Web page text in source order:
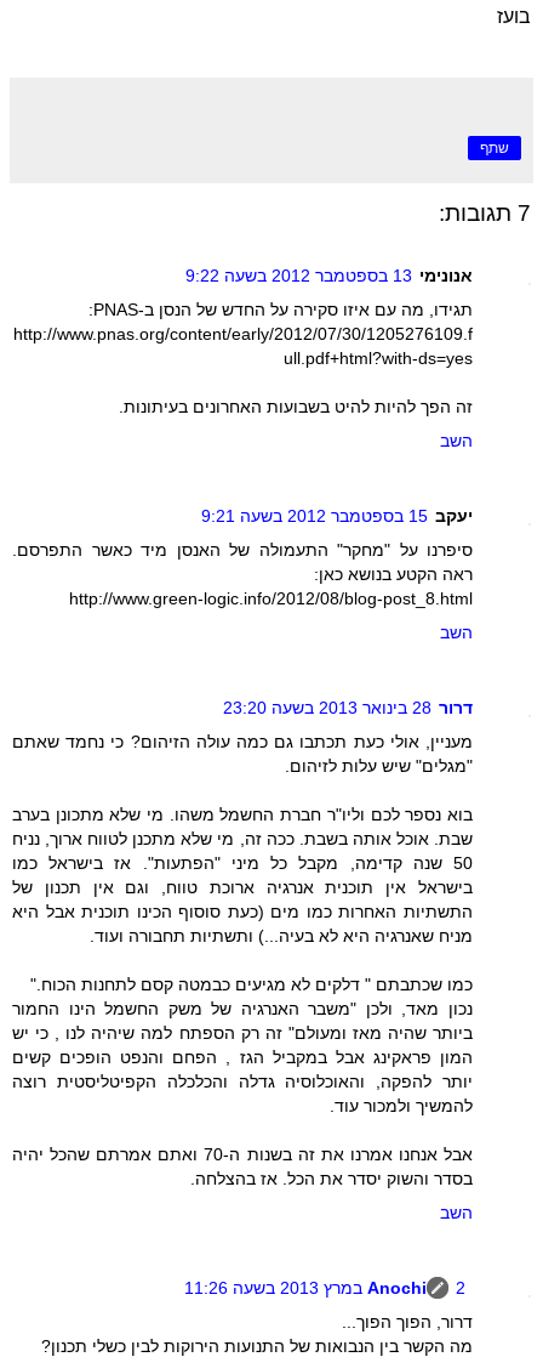
בועז
שתף
7 תגובות:
אנונימי 13 בספטמבר 2012 בשעה 9:22
תגידו, מה עם איזו סקירה על החדש של הנסן ב-PNAS:
http://www.pnas.org/content/early/2012/07/30/1205276109.f
ull.pdf+html?with-ds=yes
זה הפך להיות להיט בשבועות האחרונים בעיתונות.
השב
יעקב 15 בספטמבר 2012 בשעה 9:21
סיפרנו על "מחקר" התעמולה של האנסן מיד כאשר התפרסם.
ראה הקטע בנושא כאן:
http://www.green-logic.info/2012/08/blog-post_8.html
השב
דרור 28 בינואר 2013 בשעה 23:20
מעניין, אולי כעת תכתבו גם כמה עולה הזיהום? כי נחמד שאתם
"מגלים" שיש עלות לזיהום.
בוא נספר לכם וליו"ר חברת החשמל משהו. מי שלא מתכונן בערב
שבת. אוכל אותה בשבת. ככה זה, מי שלא מתכנן לטווח ארוך, נניח
50 שנה קדימה, מקבל כל מיני "הפתעות". אז בישראל כמו
בישראל אין תוכנית אנרגיה ארוכת טווח, וגם אין תכנון של
התשתיות האחרות כמו מים (כעת סוסוף הכינו תוכנית אבל היא
מניח שאנרגיה היא לא בעיה...) ותשתיות תחבורה ועוד.
כמו שכתבתם " דלקים לא מגיעים כבמטה קסם לתחנות הכוח."
נכון מאד, ולכן "משבר האנרגיה של משק החשמל הינו החמור
ביותר שהיה מאז ומעולם" זה רק הספתח למה שיהיה לנו , כי יש
המון פראקינג אבל במקביל הגז , הפחם והנפט הופכים קשים
יותר להפקה, והאוכלוסיה גדלה והכלכלה הקפיטליסטית רוצה
להמשיך ולמכור עוד.
אבל אנחנו אמרנו את זה בשנות ה-70 ואתם אמרתם שהכל יהיה
בסדר והשוק יסדר את הכל. אז בהצלחה.
השב
Anochi
2 במרץ 2013 בשעה 11:26
דרור, הפוך הפוך...
מה הקשר בין הנבואות של התנועות הירוקות לבין כשלי תכנון?